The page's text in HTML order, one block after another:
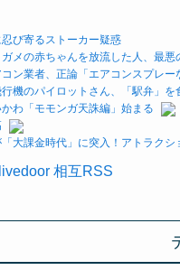
び寄るストーカー疑惑
ガメの赤ちゃんを放流した人、最
コン業者、正論「エアコンスプレー
機のパイロットさん、「駅弁」
かわ「モモンガ天誅編」始まる
大課金時代」に突入！アトラク
相互RSS